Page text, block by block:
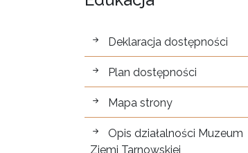
Dostępność
Deklaracja dostępności
Plan dostępności
Mapa strony
Opis działalności Muzeum
Ziemi Tarnowskiej